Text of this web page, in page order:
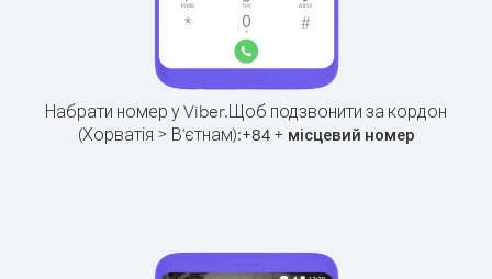
Набрати номер у Viber.Щоб подзвонити за кордон
(Хорватія > В'єтнам):+84+ місцевий номер